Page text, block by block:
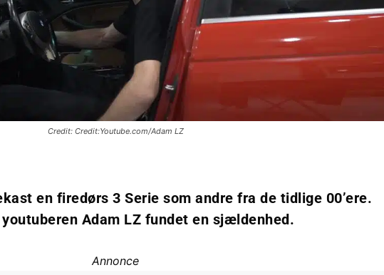
Credit: Credit:Youtube.com/Adam LZ
en firedørs 3 Serie som andre fra de tidlige 00’ere.
Adam LZ fundet en sjældenhed.
Annonce